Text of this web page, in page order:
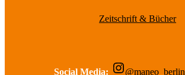
Zeitschrift & Bücher
Social Media: @maneo_berlin